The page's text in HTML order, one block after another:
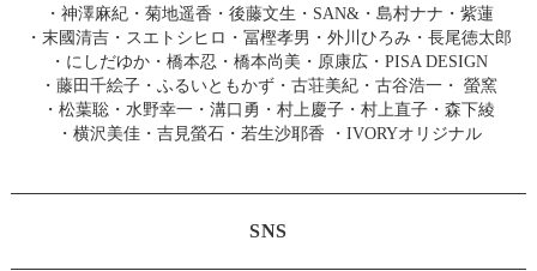
・ 神澤麻紀・ 菊地遥香 ・ 後藤文生 ・ SAN& ・ 島村ナナ ・ 紫蓮
・ 末國清吉 ・ スエトシヒロ ・ 冨樫孝男 ・ 外川ひろみ ・ 長尾徳太郎
・ にしだゆか ・ 橋本忍 ・ 橋本尚美 ・ 原康広 ・ PISA DESIGN
・ 藤田千絵子 ・ ふるいともかず ・ 古荘美紀 ・ 古谷浩一 ・ 螢窯
・ 松葉聡 ・ 水野幸一 ・ 溝口勇 ・ 村上慶子 ・ 村上直子 ・ 森下綾
・ 横沢美佳・ 吉見螢石・ 若生沙耶香 ・ IVORYオリジナル
SNS